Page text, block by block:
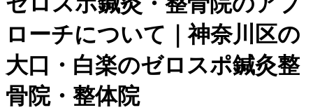
ローチについて｜神奈川区の
大口・白楽のゼロスポ鍼灸整
骨院・整体院